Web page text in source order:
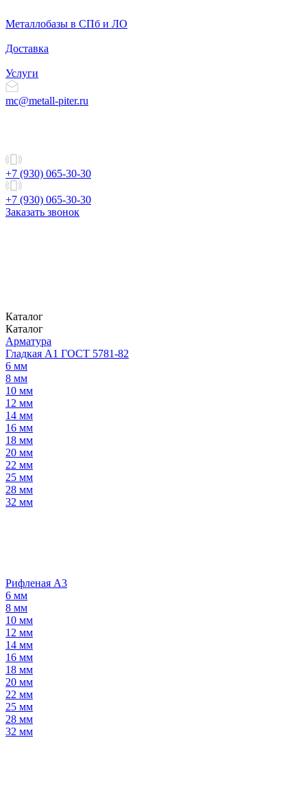
Металлобазы в СПб и ЛО
Доставка
Услуги
mc@metall-piter.ru
+7 (930) 065-30-30
+7 (930) 065-30-30
Заказать звонок
Каталог
Каталог
Арматура
Гладкая А1 ГОСТ 5781-82
6 мм
8 мм
10 мм
12 мм
14 мм
16 мм
18 мм
20 мм
22 мм
25 мм
28 мм
32 мм
Рифленая А3
6 мм
8 мм
10 мм
12 мм
14 мм
16 мм
18 мм
20 мм
22 мм
25 мм
28 мм
32 мм